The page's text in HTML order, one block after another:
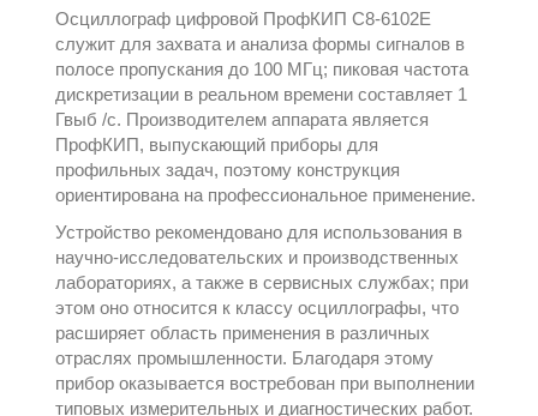
Осциллограф цифровой ПрофКИП С8-6102Е
служит для захвата и анализа формы сигналов в
полосе пропускания до 100 МГц; пиковая частота
дискретизации в реальном времени составляет 1
Гвыб /с. Производителем аппарата является
ПрофКИП, выпускающий приборы для
профильных задач, поэтому конструкция
ориентирована на профессиональное применение.
Устройство рекомендовано для использования в
научно-исследовательских и производственных
лабораториях, а также в сервисных службах; при
этом оно относится к классуосциллографы, что
расширяет область применения в различных
отраслях промышленности. Благодаря этому
прибор оказывается востребован при выполнении
типовых измерительных и диагностических работ.